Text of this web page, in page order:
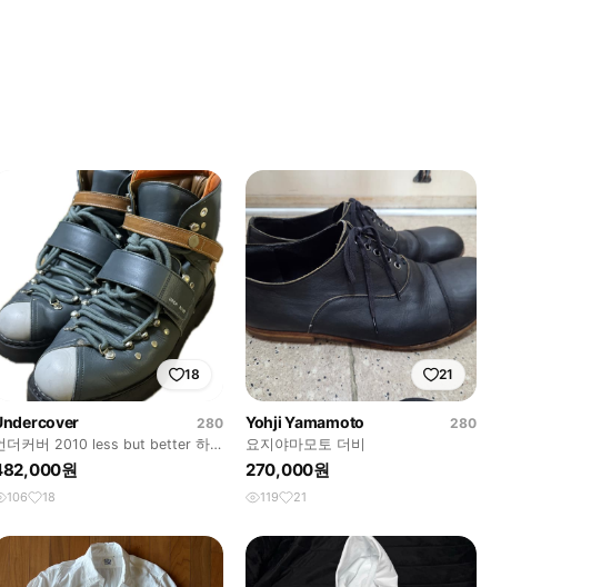
18
280
더커버 2010 less but better 하
킹 마운틴 부츠
원
106 18
21
Yohji Yamamoto
280
요지야마모토 더비
270,000원
119 21